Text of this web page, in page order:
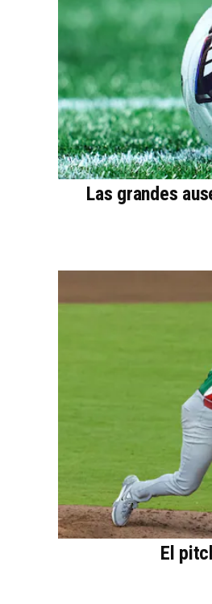
Las grandes
El